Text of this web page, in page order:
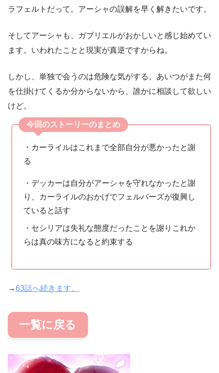
ラフェルトだって。アーシャの誤解を早く解きたいです。
そしてアーシャも、ガブリエルがおかしいと感じ始めてい
ます。いわれたことと現実が真逆ですからね。
しかし、単独で会うのは危険な気がする。あいつがまた何
を仕掛けてくるか分からないから、誰かに相談して欲しい
けど。
今回のストーリーのまとめ
・カーライルはこれまで全部自分が悪かったと謝
る
・デッカーは自分がアーシャを守れなかったと謝
り、カーライルのおかげでフェルバーズが復興し
ていると話す
・セシリアは失礼な態度だったことを謝りこれか
らは真の味方になると約束する
→63話へ続きます。
一覧に戻る